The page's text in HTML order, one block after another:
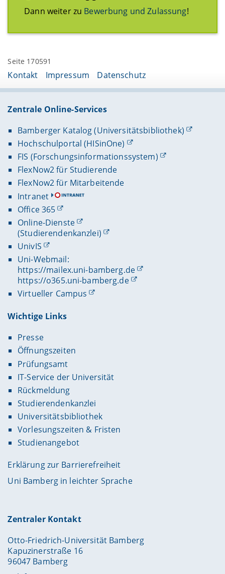
Dann weiter zu Bewerbung und Zulassung!
Seite 170591
Kontakt Impressum Datenschutz
Zentrale Online-Services
Bamberger Katalog (Universitätsbibliothek)
Hochschulportal (HISinOne)
FIS (Forschungsinformationssystem)
FlexNow2 für Studierende
FlexNow2 für Mitarbeitende
Intranet
Office 365
Online-Dienste
(Studierendenkanzlei)
UnivIS
Uni-Webmail:
https://mailex.uni-bamberg.de
https://o365.uni-bamberg.de
Virtueller Campus
Wichtige Links
Presse
Öffnungszeiten
Prüfungsamt
IT-Service der Universität
Rückmeldung
Studierendenkanzlei
Universitätsbibliothek
Vorlesungszeiten & Fristen
Studienangebot
Erklärung zur Barrierefreiheit
Uni Bamberg in leichter Sprache
Zentraler Kontakt
Otto-Friedrich-Universität Bamberg
Kapuzinerstraße 16
96047 Bamberg